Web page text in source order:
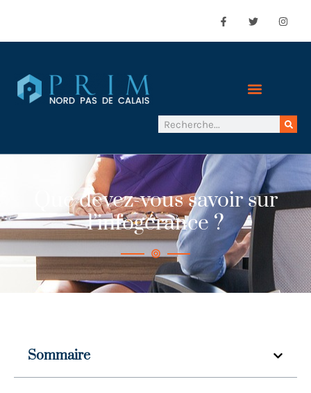
Que devez-vous savoir sur
l’infogérance ?
Sommaire